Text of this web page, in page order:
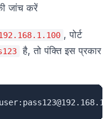
जांच करें
, पोर्ट
है, तो पंक्ति इस प्रकार